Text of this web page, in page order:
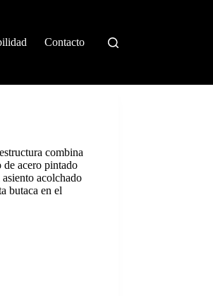
Contacto
combina
acero pintado
acolchado
butaca en el